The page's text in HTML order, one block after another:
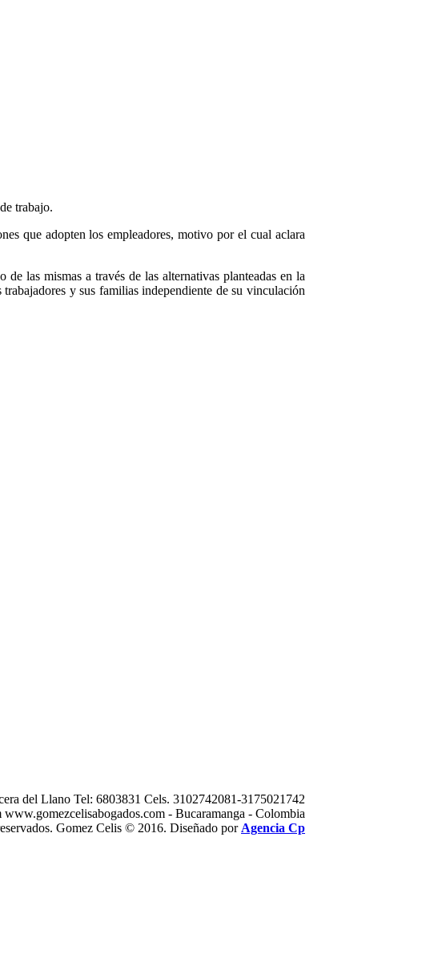
trabajo.
que adopten los empleadores, motivo por el cual aclara
las mismas a través de las alternativas planteadas en la
y sus familias independiente de su vinculación
del Llano Tel: 6803831 Cels. 3102742081-3175021742
- Bucaramanga - Colombia
Gomez Celis © 2016. Diseñado por Agencia Cp